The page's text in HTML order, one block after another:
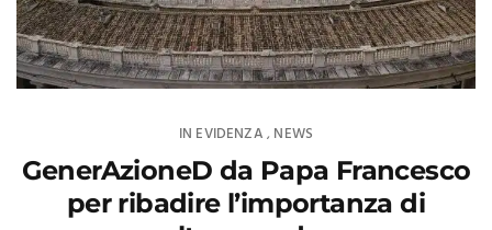
IN EVIDENZA , NEWS
GenerAzioneD da Papa Francesco
per ribadire l’importanza di